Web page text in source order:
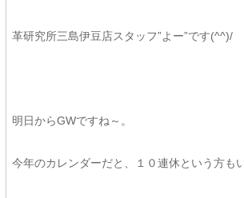
革研究所三島伊豆店スタッフ”よー”です(^^)/
明日からGWですね～。
今年のカレンダーだと、１０連休という方も